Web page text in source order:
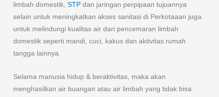
limbah domestik,STP dan jaringan perpipaan tujuannya
selain untuk meningkatkan akses sanitasi di Perkotaaan juga
untuk melindungi kualitas air dari pencemaran limbah
domestik seperti mandi, cuci, kakus dan aktivitas rumah
tangga lainnya.
Selama manusia hidup & beraktivitas, maka akan
menghasilkan air buangan atau air limbah yang tidak bisa